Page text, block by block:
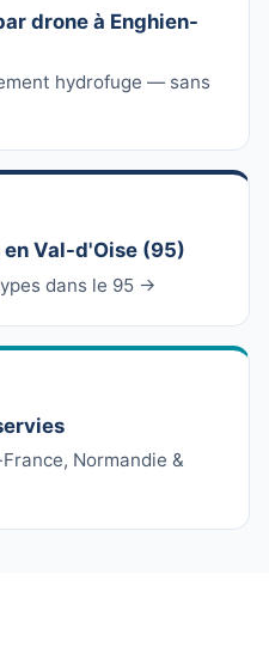
drone à Enghien-
hydrofuge — sans
en Val-d'Oise (95)
dans le 95 →
Normandie &